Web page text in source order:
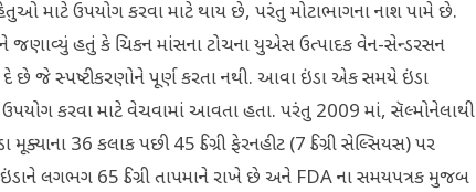
માટે ઉપયોગ કરવા માટે થાય છે, પરંતુ મોટાભાગના નાશ પામે છે.
જણાવ્યું હતું કે ચિકન માંસના ટોચના યુએસ ઉત્પાદક વેન-સેન્ડરસન
છે જે સ્પષ્ટીકરણોને પૂર્ણ કરતા નથી. આવા ઇંડા એક સમયે ઇંડા
ઉપયોગ કરવા માટે વેચવામાં આવતા હતા. પરંતુ 2009 માં, સૅલ્મોનેલાથી
36 કલાક પછી 45 ડિગ્રી ફેરનહીટ (7 ડિગ્રી સેલ્સિયસ) પર
ઇંડાને લગભગ 65 ડિગ્રી તાપમાને રાખે છે અને FDA ના સમયપત્રક મુજબ